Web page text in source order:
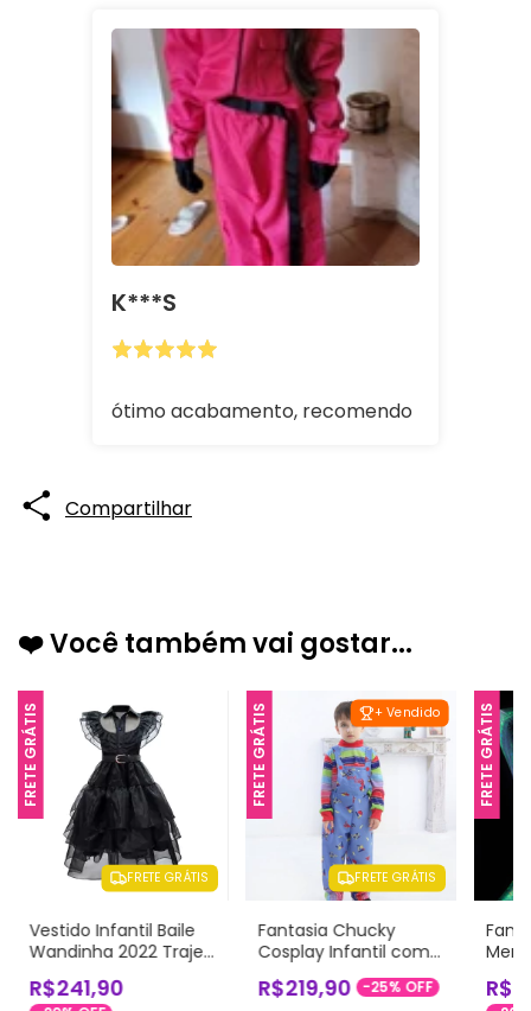
K***s
ótimo acabamento, recomendo
Compartilhar
❤️ Você também vai gostar...
FRETE GRÁTIS
FRETE GRÁTIS
Vestido Infantil Baile
Wandinha 2022 Traje
Cosplay
R$241,90
+ Vendido
FRETE GRÁTIS
FRETE GRÁTIS
Fantasia Chucky
Cosplay Infantil com
Tatuagens
R$219,90 -25% OFF
FRETE GRÁTIS